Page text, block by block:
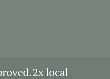
local